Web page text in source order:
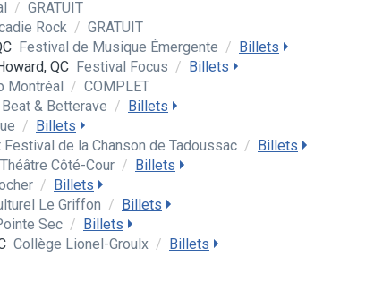
/ GRATUIT
Rock / GRATUIT
Festival de Musique Émergente / Billets
QC Festival Focus / Billets
Montréal / COMPLET
Beat & Betterave / Billets
/ Billets
de la Chanson de Tadoussac / Billets
Côté-Cour / Billets
/ Billets
Le Griffon / Billets
Sec / Billets
Collège Lionel-Groulx / Billets